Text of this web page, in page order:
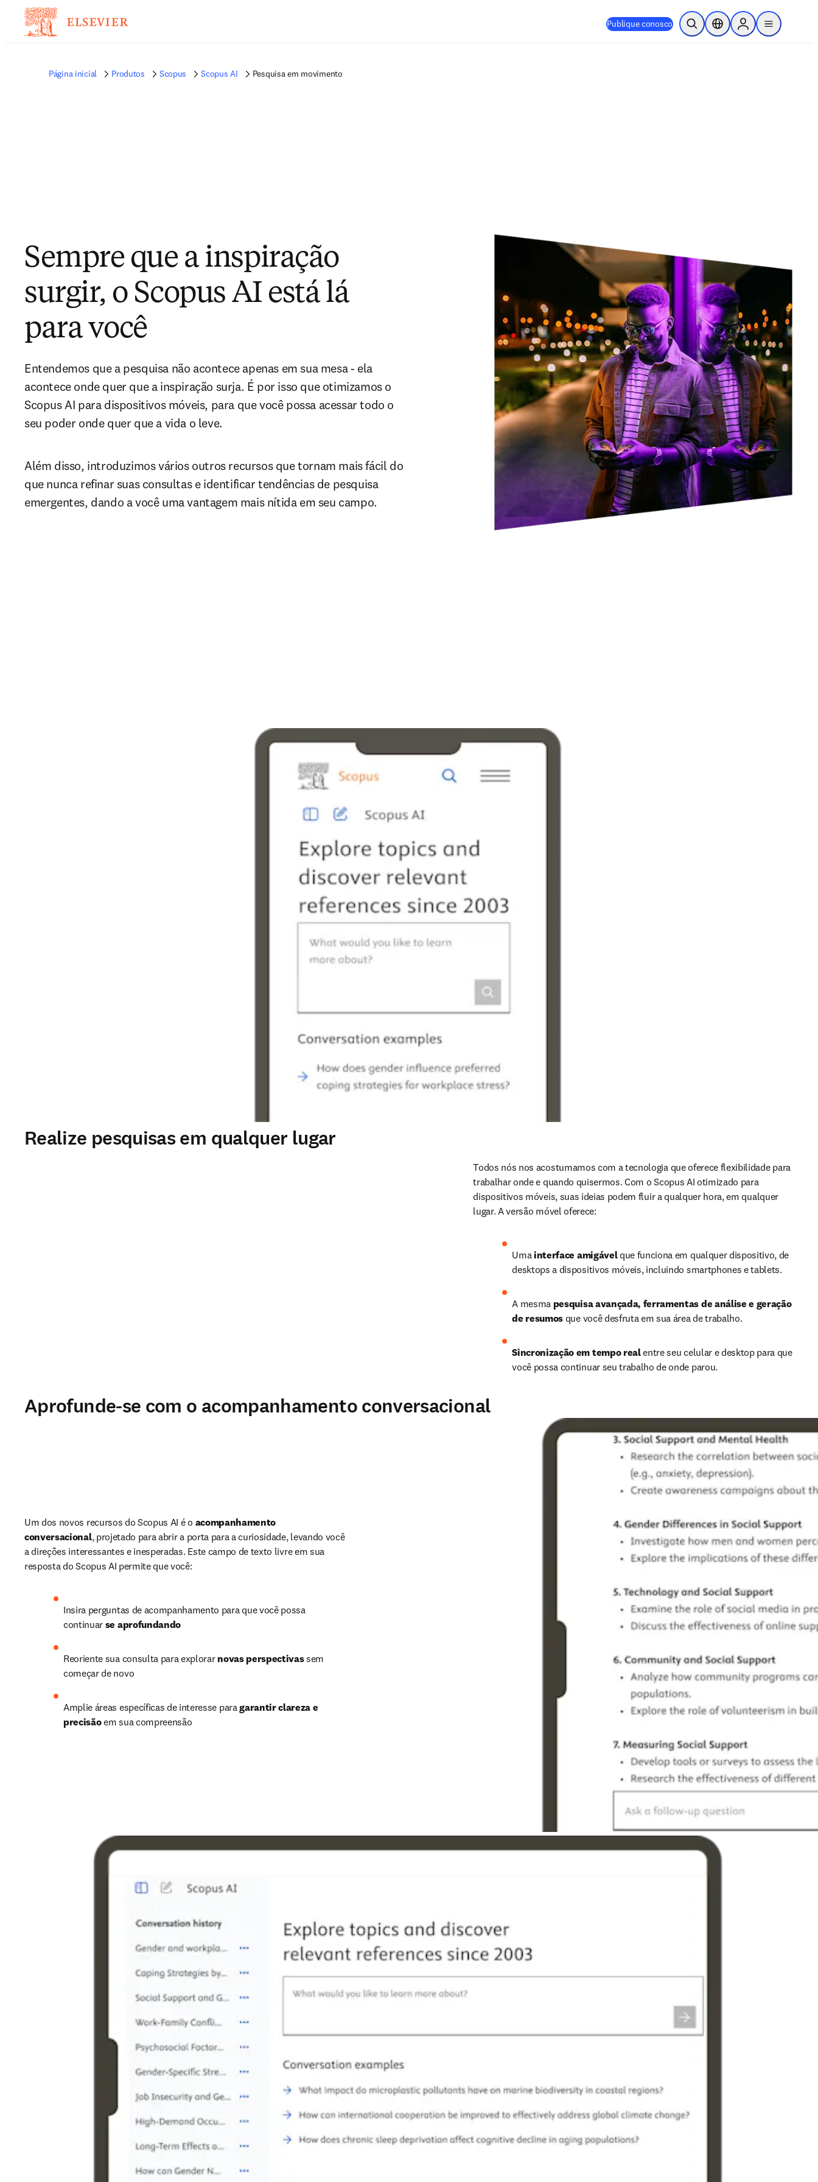
Publique conosco Pesquisa aberta
Seletor de localização
Sign in to products
menu
Página inicial Produtos Scopus Scopus AI Pesquisa em movimento
Sempre que a inspiração
surgir, o Scopus AI está lá
para você
Entendemos que a pesquisa não acontece apenas em sua mesa - ela
acontece onde quer que a inspiração surja. É por isso que otimizamos o
Scopus AI para dispositivos móveis, para que você possa acessar todo o
seu poder onde quer que a vida o leve.
Além disso, introduzimos vários outros recursos que tornam mais fácil do
que nunca refinar suas consultas e identificar tendências de pesquisa
emergentes, dando a você uma vantagem mais nítida em seu campo.
Realize pesquisas em qualquer lugar
Todos nós nos acostumamos com a tecnologia que oferece flexibilidade para
trabalhar onde e quando quisermos. Com o Scopus AI otimizado para
dispositivos móveis, suas ideias podem fluir a qualquer hora, em qualquer
lugar. A versão móvel oferece:
Uma interface amigável que funciona em qualquer dispositivo, de
desktops a dispositivos móveis, incluindo smartphones e tablets.
A mesma pesquisa avançada, ferramentas de análise e geração
de resumos que você desfruta em sua área de trabalho.
Sincronização em tempo real entre seu celular e desktop para que
você possa continuar seu trabalho de onde parou.
Aprofunde-se com o acompanhamento conversacional
Um dos novos recursos do Scopus AI é o acompanhamento
conversacional, projetado para abrir a porta para a curiosidade, levando você
a direções interessantes e inesperadas. Este campo de texto livre em sua
resposta do Scopus AI permite que você:
Insira perguntas de acompanhamento para que você possa
continuar se aprofundando
Reoriente sua consulta para explorar novas perspectivas sem
começar de novo
Amplie áreas específicas de interesse para garantir clareza e
precisão em sua compreensão